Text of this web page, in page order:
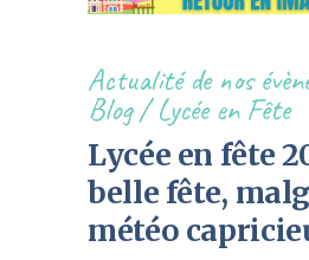
Actualité de nos
Blog/Lycée en Fête
Lycée en fête
belle fête,
météo